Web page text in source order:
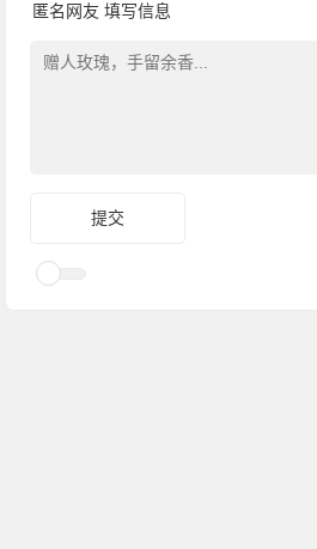
匿名网友 填写信息